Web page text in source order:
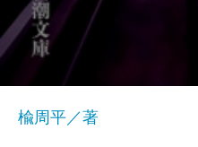
楡周平／著